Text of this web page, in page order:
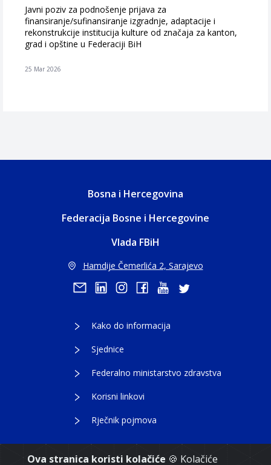
Ova stranica koristi kolačiće 🍪 Kolačiće
Javni poziv za podnošenje prijava za
finansiranje/sufinansiranje izgradnje, adaptacije i
rekonstrukcije institucija kulture od značaja za kanton,
grad i opštine u Federaciji BiH
25 Mar 2026
Bosna i Hercegovina
Federacija Bosne i Hercegovine
Vlada FBiH
Hamdije Čemerlića 2, Sarajevo
Kako do informacija
Sjednice
Federalno ministarstvo zdravstva
Korisni linkovi
Rječnik pojmova